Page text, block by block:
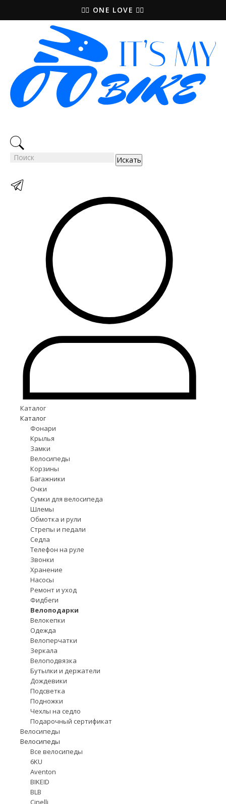
🚵‍♀️ ONE LOVE 🚴‍♀️
Искать
Каталог
Каталог
Фонари
Крылья
Замки
Велосипеды
Корзины
Багажники
Очки
Сумки для велосипеда
Шлемы
Обмотка и рули
Стрепы и педали
Седла
Телефон на руле
Звонки
Хранение
Насосы
Ремонт и уход
Фидбеги
Велоподарки
Велокепки
Одежда
Велоперчатки
Зеркала
Велоподвязка
Бутылки и держатели
Дождевики
Подсветка
Подножки
Чехлы на седло
Подарочный сертификат
Велосипеды
Велосипеды
Все велосипеды
6KU
Aventon
BIKEID
BLB
Cinelli